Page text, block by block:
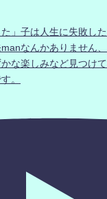
」子は人生に失敗し
なんかありません
な楽しみなど見つけ
。